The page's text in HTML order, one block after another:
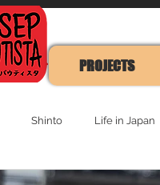
PROJECTS
Shinto Life in Japan